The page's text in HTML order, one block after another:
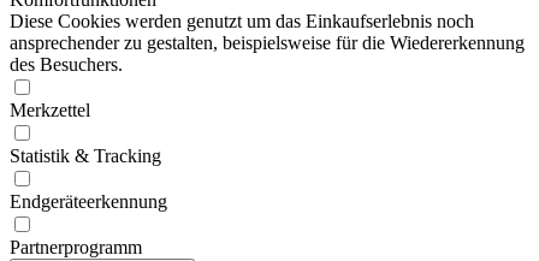
Diese Cookies werden genutzt um das Einkaufserlebnis noch
ansprechender zu gestalten, beispielsweise für die Wiedererkennung
des Besuchers.
Merkzettel
Statistik & Tracking
Endgeräteerkennung
Partnerprogramm